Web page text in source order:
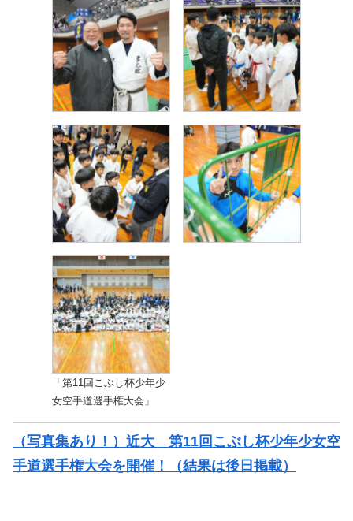
「第11回こぶし杯少年少
女空手道選手権大会」
（写真集あり！）近大 第11回こぶし杯少年少女空
手道選手権大会を開催！（結果は後日掲載）